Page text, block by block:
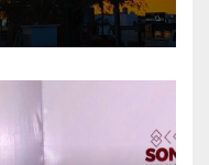
34°C